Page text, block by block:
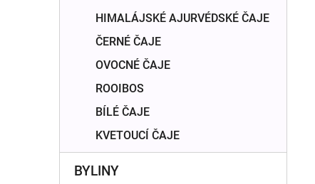
HIMALÁJSKÉ AJURVÉDSKÉ ČAJE
ČERNÉ ČAJE
OVOCNÉ ČAJE
ROOIBOS
BÍLÉ ČAJE
KVETOUCÍ ČAJE
BYLINY